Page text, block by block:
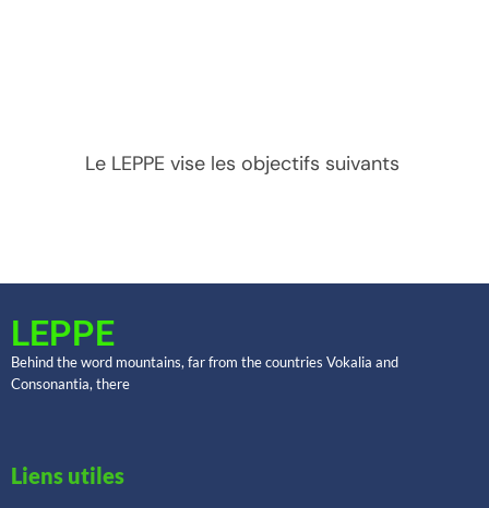
Le LEPPE vise les objectifs suivants
LEPPE
Behind the word mountains, far from the countries Vokalia and
Consonantia, there
Liens utiles